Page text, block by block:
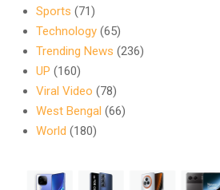
Sports (71)
Technology (65)
Trending News (236)
UP (160)
Viral Video (78)
West Bengal (66)
World (180)